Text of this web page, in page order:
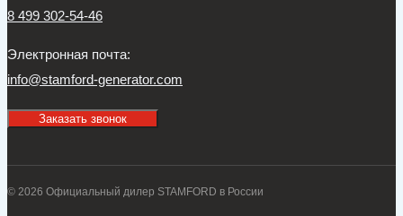
8 499 302-54-46
Электронная почта:
info@stamford-generator.com
Заказать звонок
© 2026 Официальный дилер STAMFORD в России